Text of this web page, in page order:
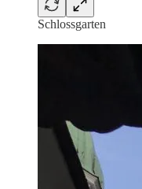
Schlossgarten